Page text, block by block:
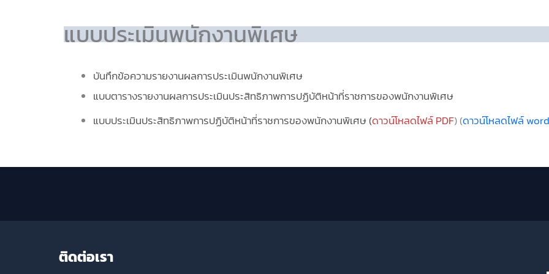
แบบประเมินพนักงานพิเศษ
บันทึกข้อความรายงานผลการประเมินพนักงานพิเศษ
แบบตารางรายงานผลการประเมินประสิทธิภาพการปฏิบัติหน้าที่ราชการของพนักงานพิเศษ
แบบประเมินประสิทธิภาพการปฏิบัติหน้าที่ราชการของพนักงานพิเศษ(ดาวน์โหลดไฟล์ PDF) (ดาวน์โหลดไฟล์ word
ติดต่อเรา